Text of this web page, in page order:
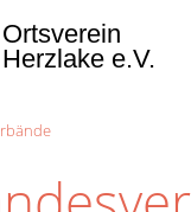
Ortsverein
Herzlake e.V.